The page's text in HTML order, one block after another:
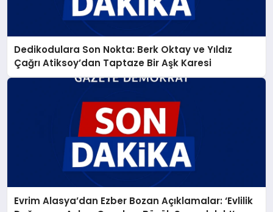
Dedikodulara Son Nokta: Berk Oktay ve Yıldız
Çağrı Atiksoy’dan Taptaze Bir Aşk Karesi
Evrim Alasya’dan Ezber Bozan Açıklamalar: ‘Evlilik